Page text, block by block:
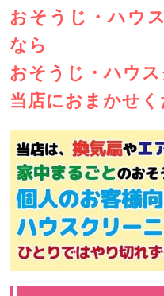
おそうじ・ハウ
なら
おそうじ・ハウ
当店におまかせ